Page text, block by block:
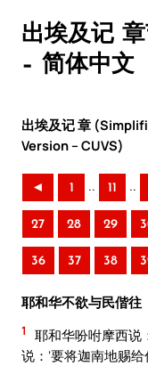
出埃及记
– 简体中文
出埃及记 章
Version – CUVS)
◄ 1 .. 11 ..
27 28 29
36 37 38
耶和华不欲与民偕往
1
耶和华吩咐摩西说
说：‘要将迦南地赐